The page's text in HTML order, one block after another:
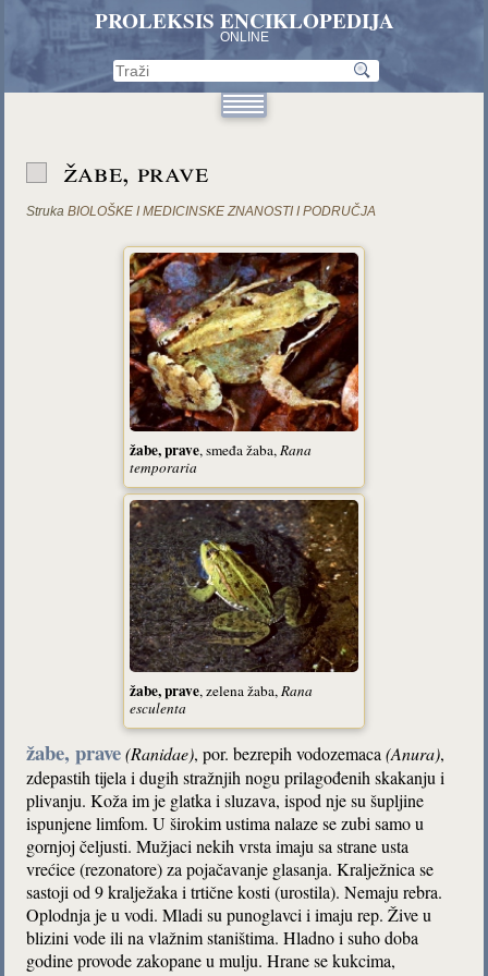
PROLEKSIS ENCIKLOPEDIJA
ONLINE
žabe, prave
Struka BIOLOŠKE I MEDICINSKE ZNANOSTI I PODRUČJA
žabe, prave, smeđa žaba,Rana
temporaria
žabe, prave, zelena žaba,Rana
esculenta
žabe, prave (Ranidae), por. bezrepih vodozemaca(Anura),
zdepastih tijela i dugih stražnjih nogu prilagođenih skakanju i
plivanju. Koža im je glatka i sluzava, ispod nje su šupljine
ispunjene limfom. U širokim ustima nalaze se zubi samo u
gornjoj čeljusti. Mužjaci nekih vrsta imaju sa strane usta
vrećice (rezonatore) za pojačavanje glasanja. Kralježnica se
sastoji od 9 kralježaka i trtične kosti (urostila). Nemaju rebra.
Oplodnja je u vodi. Mladi su punoglavci i imaju rep. Žive u
blizini vode ili na vlažnim staništima. Hladno i suho doba
godine provode zakopane u mulju. Hrane se kukcima,